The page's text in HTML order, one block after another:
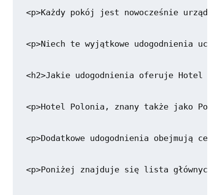
<p>Każdy pokój jest nowocześnie
<p>Niech te wyjątkowe udogodnienia
<h2>Jakie udogodnienia oferuje Hotel
<p>Hotel Polonia, znany także jako
<p>Dodatkowe udogodnienia obejmują
<p>Poniżej znajduje się lista głównych